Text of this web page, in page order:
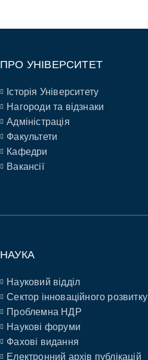
ПРО УНІВЕРСИТЕТ
Історія Університету
Нагороди та відзнаки
Адміністрація
Факультети
Кафедри
Вакансії
НАУКА
Науковий відділ
Сектор інноваційного розвитку
Проблемна НДР
Наукові форуми
Фахові видання
Електронний архів публікацій